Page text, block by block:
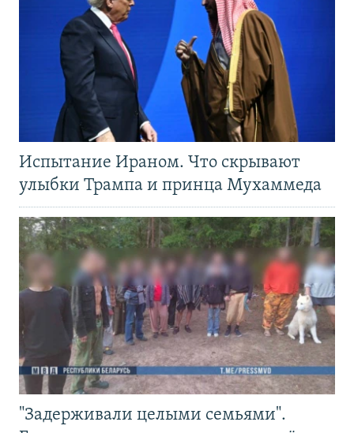
Испытание Ираном. Что скрывают
улыбки Трампа и принца Мухаммеда
"Задерживали целыми семьями".